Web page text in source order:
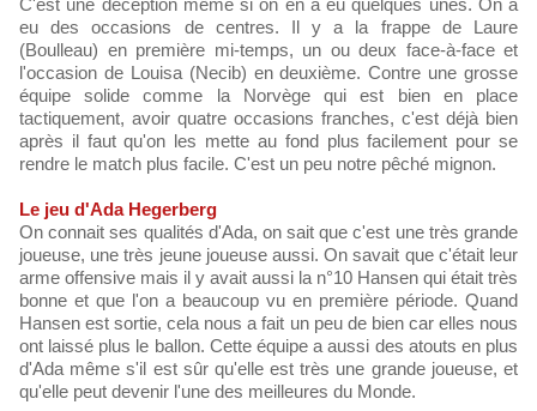
C'est une déception même si on en a eu quelques unes. On a
eu des occasions de centres. Il y a la frappe de Laure
(Boulleau) en première mi-temps, un ou deux face-à-face et
l'occasion de Louisa (Necib) en deuxième. Contre une grosse
équipe solide comme la Norvège qui est bien en place
tactiquement, avoir quatre occasions franches, c'est déjà bien
après il faut qu'on les mette au fond plus facilement pour se
rendre le match plus facile. C'est un peu notre pêché mignon.
Le jeu d'Ada Hegerberg
On connait ses qualités d'Ada, on sait que c'est une très grande
joueuse, une très jeune joueuse aussi. On savait que c'était leur
arme offensive mais il y avait aussi la n°10 Hansen qui était très
bonne et que l'on a beaucoup vu en première période. Quand
Hansen est sortie, cela nous a fait un peu de bien car elles nous
ont laissé plus le ballon. Cette équipe a aussi des atouts en plus
d'Ada même s'il est sûr qu'elle est très une grande joueuse, et
qu'elle peut devenir l'une des meilleures du Monde.